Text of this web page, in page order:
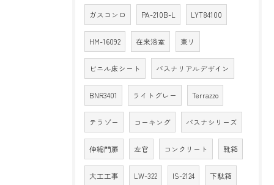
ガスコンロ PA-210B-L LYT84100
HM-16092 在来浴室 東リ
ビニル床シート バスナリアルデザイン
BNR3401 ライトグレー Terrazzo
テラゾー コーキング バスナシリーズ
伸縮門扉 左官 コンクリート 靴箱
大工工事 LW-322 IS-2124 下駄箱